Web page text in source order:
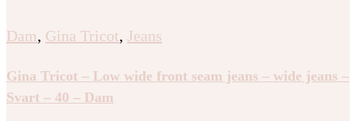
Dam, Gina Tricot, Jeans
Gina Tricot – Low wide front seam jeans – wide jeans –
Svart – 40 – Dam